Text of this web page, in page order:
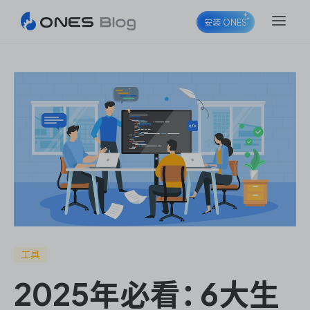
ONES Project
ONES Wiki
ONES Desk
安装 ONES
工具
2025年必看：6大生